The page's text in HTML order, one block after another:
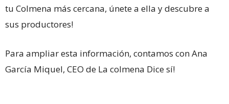
tu Colmena más cercana, únete a ella y descubre a
sus productores!
Para ampliar esta información, contamos con Ana
García Miquel, CEO de La colmena Dice sí!